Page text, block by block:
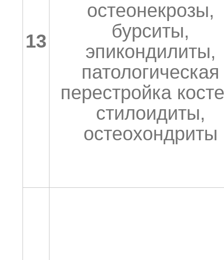
13
остеонекрозы,
бурситы,
эпикондилиты,
патологическая
перестройка
стилоидиты,
остеохондриты